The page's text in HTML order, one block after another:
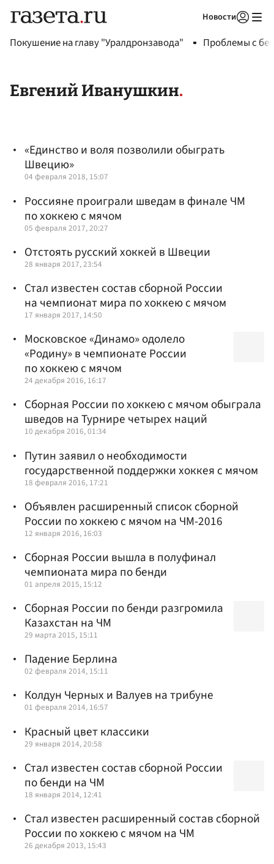
Новости
Покушение на главу "Уралдронзавода" Проблемы с
Евгений Иванушкин
«Единство и воля позволили обыграть
Швецию»
04 февраля 2018, 15:07
Россияне проиграли шведам в финале ЧМ
по хоккею с мячом
05 февраля 2017, 20:27
Отстоять русский хоккей в Швеции
28 января 2017, 23:54
Стал известен состав сборной России
на чемпионат мира по хоккею с мячом
17 января 2017, 14:50
Московское «Динамо» одолело
«Родину» в чемпионате России
по хоккею с мячом
24 декабря 2016, 16:17
Сборная России по хоккею с мячом обыграла
шведов на Турнире четырех наций
10 декабря 2016, 01:34
Путин заявил о необходимости
государственной поддержки хоккея с мячом
18 февраля 2016, 17:21
Объявлен расширенный список сборной
России по хоккею с мячом на ЧМ-2016
12 января 2016, 16:03
Сборная России вышла в полуфинал
чемпионата мира по бенди
01 апреля 2015, 15:12
Сборная России по бенди разгромила
Казахстан на ЧМ
29 марта 2015, 15:11
Падение Берлина
02 февраля 2014, 15:11
Колдун Черных и Валуев на трибуне
01 февраля 2014, 16:57
Красный цвет классики
29 января 2014, 20:58
Стал известен состав сборной России
по бенди на ЧМ
18 января 2014, 12:41
Стал известен расширенный состав сборной
России по хоккею с мячом на ЧМ
26 декабря 2013, 15:43